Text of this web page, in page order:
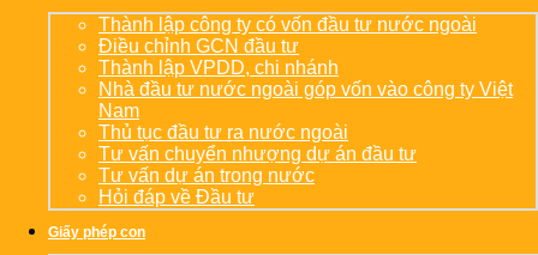
Thành lập công ty có vốn đầu tư nước ngoài
Điều chỉnh GCN đầu tư
Thành lập VPDD, chi nhánh
Nhà đầu tư nước ngoài góp vốn vào công ty Việt
Nam
Thủ tục đầu tư ra nước ngoài
Tư vấn chuyển nhượng dự án đầu tư
Tư vấn dự án trong nước
Hỏi đáp về Đầu tư
Giấy phép con